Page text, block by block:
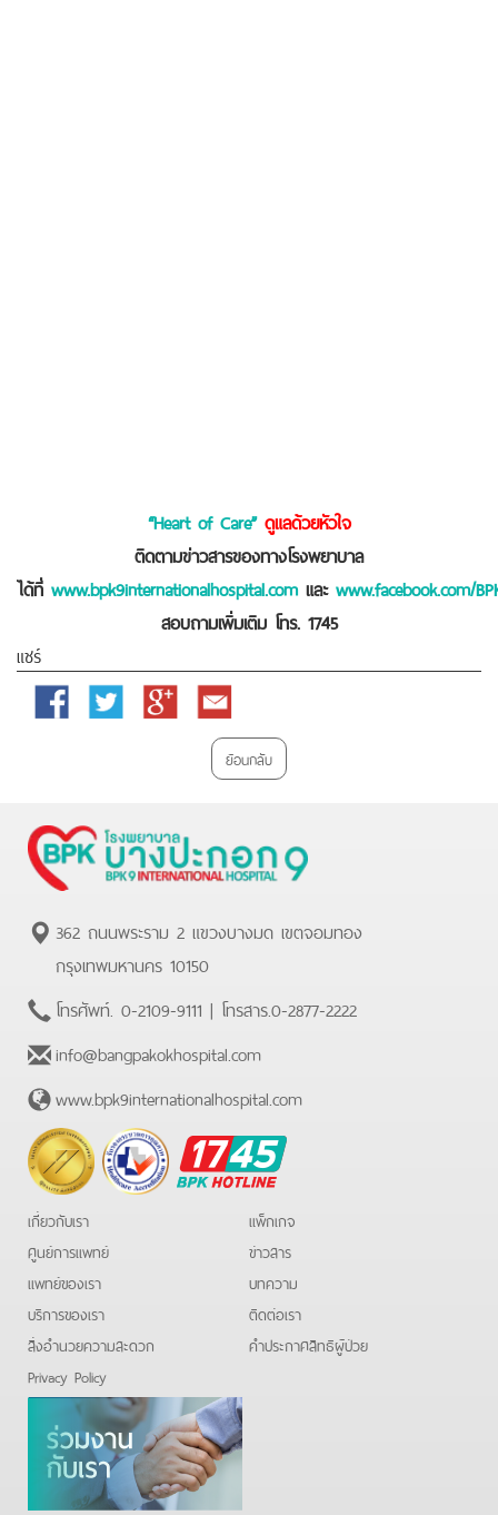
“Heart of Care” ดูแลด้วยหัวใจ
ติดตามข่าวสารของทางโรงพยาบาล
ได้ที่ www.bpk9internationalhospital.comและ www.facebook.com/
สอบถามเพิ่มเติม โทร. 1745
แชร์
Facebook Twitter
Google
Email
ย้อนกลับ
362 ถนนพระราม 2 แขวงบางมด เขตจอมทอง
กรุงเทพมหานคร 10150
โทรศัพท์. 0-2109-9111 | โทรสาร.0-2877-2222
info@bangpakokhospital.com
www.bpk9internationalhospital.com
BPK
Hotline
เกี่ยวกับเรา
ศูนย์การแพทย์
แพทย์ของเรา
บริการของเรา
สิ่งอำนวยความสะดวก
Privacy Policy
แพ็กเกจ
ข่าวสาร
บทความ
ติดต่อเรา
คําประกาศสิทธิผู้ป่วย